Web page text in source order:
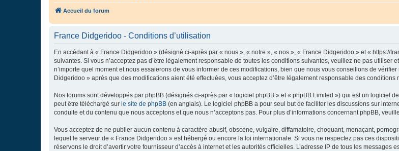
Accueil du forum
France Didgeridoo - Conditions d’utilisation
En accédant à « France Didgeridoo » (désigné ci-après par « nous », « notre », « nos », « France Didgeridoo » et « https://
suivantes. Si vous n’acceptez pas d’être légalement responsable de toutes les conditions suivantes, veuillez ne pas
n’importe quel moment et nous essaierons de vous informer de ces modifications, bien que nous vous conseillons de
Didgeridoo » après que des modifications aient été effectuées, vous acceptez d’être légalement responsable des conditions
Nos forums sont développés par phpBB (désignés ci-après par « logiciel phpBB » et « phpBB Limited ») qui est un logiciel
peut être téléchargé sur le site de phpBB (en anglais). Le logiciel phpBB a pour seul but de faciliter les discussions sur
conduite et du contenu que nous acceptons et que nous n’acceptons pas. Pour plus d’informations concernant phpBB,
Vous acceptez de ne publier aucun contenu à caractère abusif, obscène, vulgaire, diffamatoire, choquant, menaçant,
lequel le serveur de « France Didgeridoo » est hébergé ou encore la loi internationale. Si vous ne respectez pas ces
réservons le droit d’avertir votre fournisseur d’accès à internet et les autorités officielles. L’adresse IP de tous les